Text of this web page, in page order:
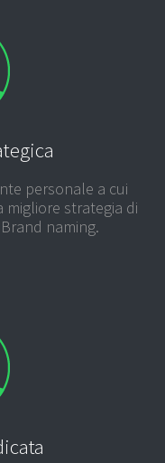
personale a cui
strategia di
naming.